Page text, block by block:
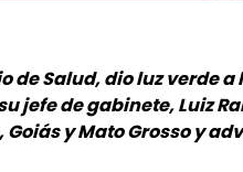
de Salud, dio luz verde a
jefe de gabinete, Luiz
y Mato Grosso y